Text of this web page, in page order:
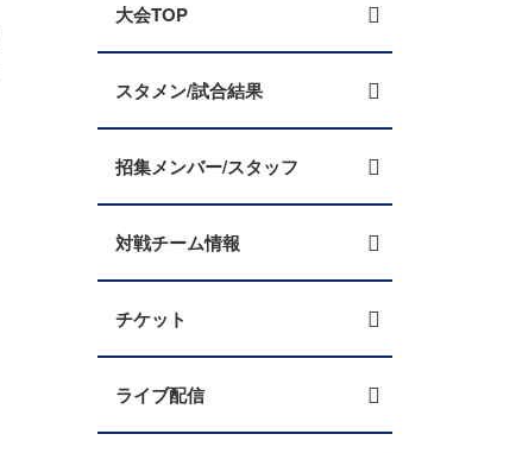
大会TOP
スタメン/試合結果
招集メンバー/スタッフ
対戦チーム情報
チケット
ライブ配信